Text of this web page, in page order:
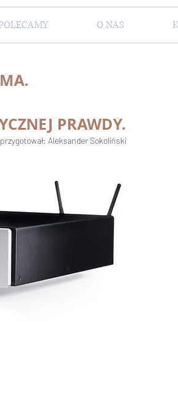
PRAWDY.
przygotował: Aleksander Sokoliński
O NAS